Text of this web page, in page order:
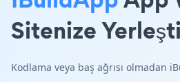
Sitenize
Kodlama veya baş ağrısı olmadan